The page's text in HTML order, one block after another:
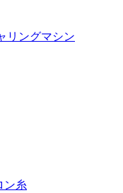
リングマシン
ン糸